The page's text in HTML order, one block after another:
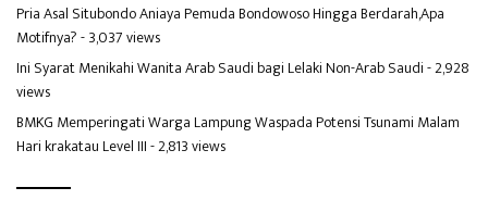
Pria Asal Situbondo Aniaya Pemuda Bondowoso Hingga Berdarah,Apa
Motifnya?- 3,037 views
Ini Syarat Menikahi Wanita Arab Saudi bagi Lelaki Non-Arab Saudi- 2,928
views
BMKG Memperingati Warga Lampung Waspada Potensi Tsunami Malam
Hari krakatau Level III- 2,813 views